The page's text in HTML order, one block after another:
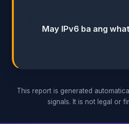
May IPv6 ba ang
This report is generated
signals. It is not legal or